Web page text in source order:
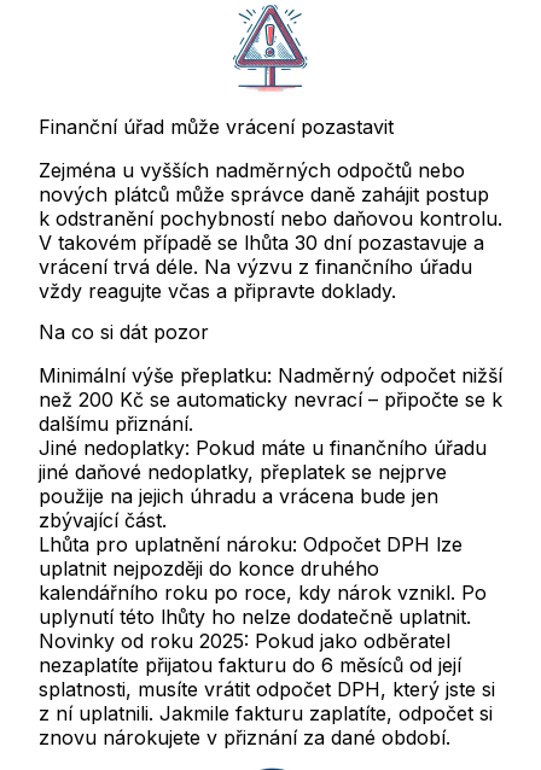
Finanční úřad může vrácení pozastavit
Zejména u vyšších nadměrných odpočtů nebo
nových plátců může správce daně zahájit postup
k odstranění pochybností nebo daňovou kontrolu.
V takovém případě se lhůta 30 dní pozastavuje a
vrácení trvá déle. Na výzvu z finančního úřadu
vždy reagujte včas a připravte doklady.
Na co si dát pozor
Minimální výše přeplatku: Nadměrný odpočet nižší
než 200 Kč se automaticky nevrací – připočte se k
dalšímu přiznání.
Jiné nedoplatky: Pokud máte u finančního úřadu
jiné daňové nedoplatky, přeplatek se nejprve
použije na jejich úhradu a vrácena bude jen
zbývající část.
Lhůta pro uplatnění nároku: Odpočet DPH lze
uplatnit nejpozději do konce druhého
kalendářního roku po roce, kdy nárok vznikl. Po
uplynutí této lhůty ho nelze dodatečně uplatnit.
Novinky od roku 2025: Pokud jako odběratel
nezaplatíte přijatou fakturu do 6 měsíců od její
splatnosti, musíte vrátit odpočet DPH, který jste si
z ní uplatnili. Jakmile fakturu zaplatíte, odpočet si
znovu nárokujete v přiznání za dané období.